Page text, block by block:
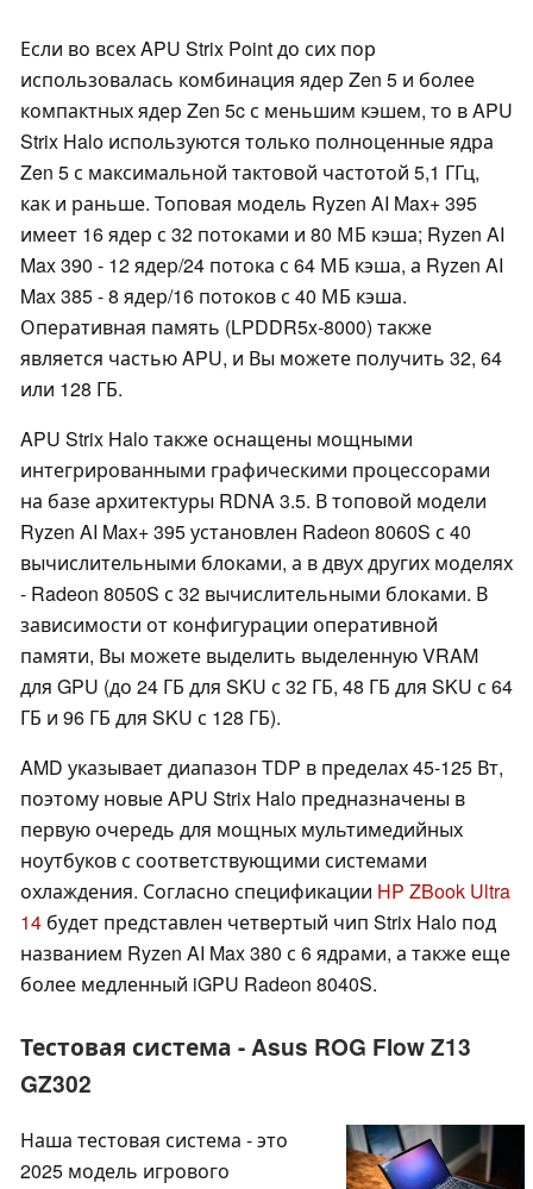
Если во всех APU Strix Point до сих пор
использовалась комбинация ядер Zen 5 и более
компактных ядер Zen 5c с меньшим кэшем, то в APU
Strix Halo используются только полноценные ядра
Zen 5 с максимальной тактовой частотой 5,1 ГГц,
как и раньше. Топовая модель Ryzen AI Max+ 395
имеет 16 ядер с 32 потоками и 80 МБ кэша; Ryzen AI
Max 390 - 12 ядер/24 потока с 64 МБ кэша, а Ryzen AI
Max 385 - 8 ядер/16 потоков с 40 МБ кэша.
Оперативная память (LPDDR5x-8000) также
является частью APU, и Вы можете получить 32, 64
или 128 ГБ.
APU Strix Halo также оснащены мощными
интегрированными графическими процессорами
на базе архитектуры RDNA 3.5. В топовой модели
Ryzen AI Max+ 395 установлен Radeon 8060S с 40
вычислительными блоками, а в двух других моделях
- Radeon 8050S с 32 вычислительными блоками. В
зависимости от конфигурации оперативной
памяти, Вы можете выделить выделенную VRAM
для GPU (до 24 ГБ для SKU с 32 ГБ, 48 ГБ для SKU с 64
ГБ и 96 ГБ для SKU с 128 ГБ).
AMD указывает диапазон TDP в пределах 45-125 Вт,
поэтому новые APU Strix Halo предназначены в
первую очередь для мощных мультимедийных
ноутбуков с соответствующими системами
охлаждения. Согласно спецификации HP ZBook Ultra
14 будет представлен четвертый чип Strix Halo под
названием Ryzen AI Max 380 с 6 ядрами, а также еще
более медленный iGPU Radeon 8040S.
Тестовая система - Asus ROG Flow Z13
GZ302
Наша тестовая система - это
2025 модель игрового